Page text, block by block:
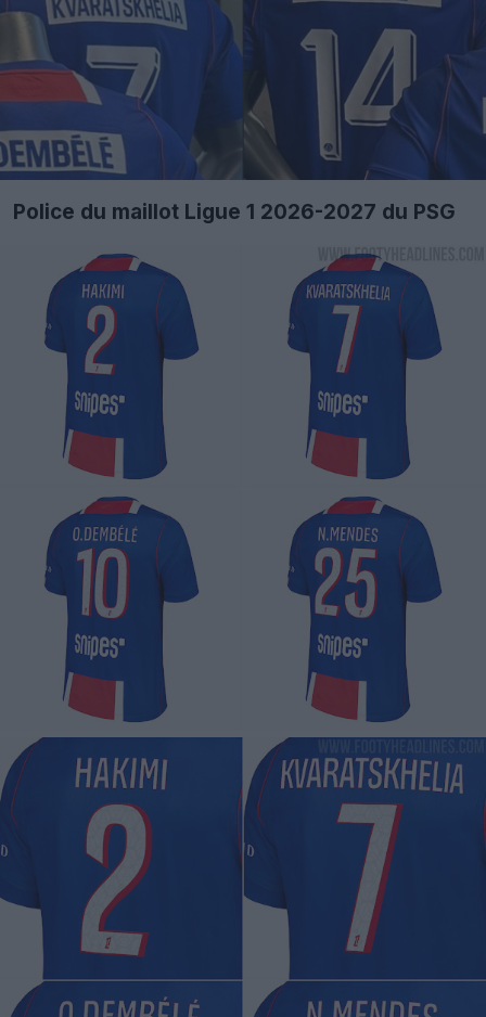
Police du maillot Ligue 1 2026-2027 du PSG